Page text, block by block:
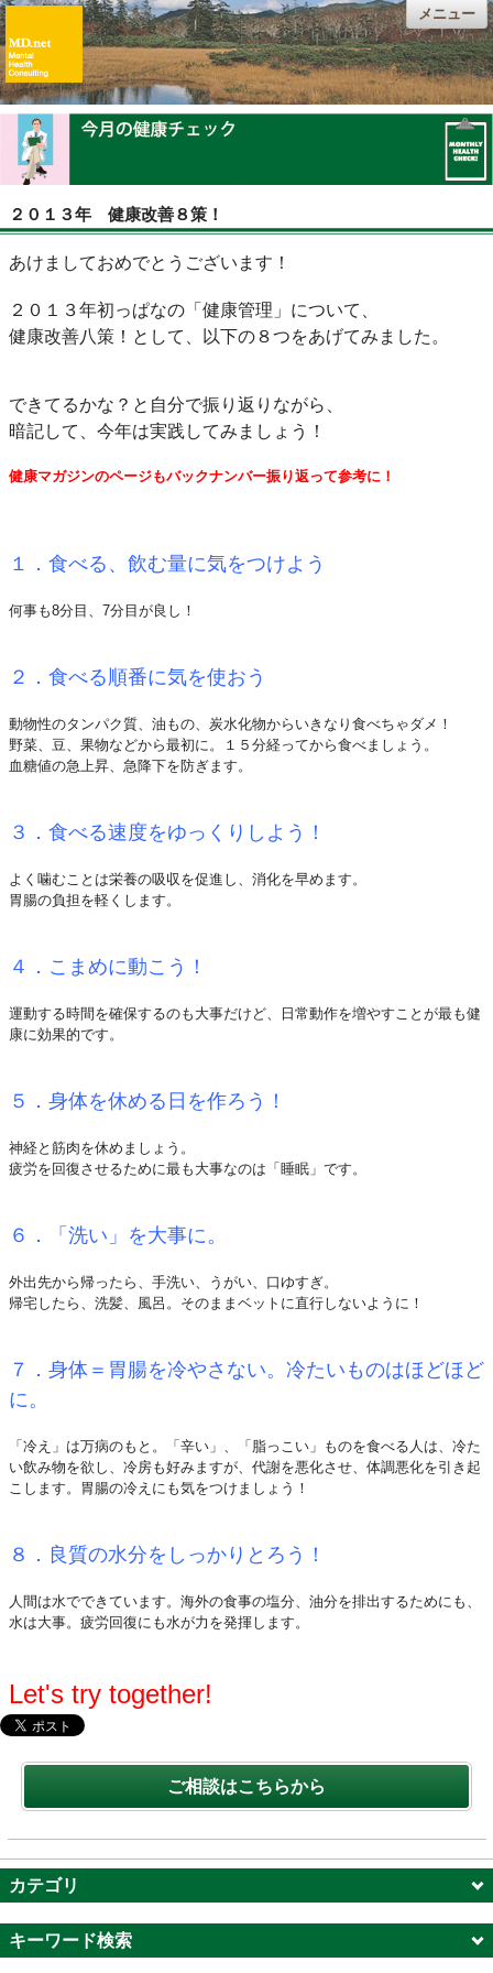
メニュー
２０１３年 健康改善８策！
あけましておめでとうございます！
２０１３年初っぱなの「健康管理」について、
健康改善八策！として、以下の８つをあげてみました。
できてるかな？と自分で振り返りながら、
暗記して、今年は実践してみましょう！
健康マガジンのページもバックナンバー振り返って参考に！
１．食べる、飲む量に気をつけよう
何事も8分目、7分目が良し！
２．食べる順番に気を使おう
動物性のタンパク質、油もの、炭水化物からいきなり食べちゃダメ！
野菜、豆、果物などから最初に。１５分経ってから食べましょう。
血糖値の急上昇、急降下を防ぎます。
３．食べる速度をゆっくりしよう！
よく噛むことは栄養の吸収を促進し、消化を早めます。
胃腸の負担を軽くします。
４．こまめに動こう！
運動する時間を確保するのも大事だけど、日常動作を増やすことが最も健
康に効果的です。
５．身体を休める日を作ろう！
神経と筋肉を休めましょう。
疲労を回復させるために最も大事なのは「睡眠」です。
６．「洗い」を大事に。
外出先から帰ったら、手洗い、うがい、口ゆすぎ。
帰宅したら、洗髪、風呂。そのままベットに直行しないように！
７．身体＝胃腸を冷やさない。冷たいものはほどほど
に。
「冷え」は万病のもと。「辛い」、「脂っこい」ものを食べる人は、冷た
い飲み物を欲し、冷房も好みますが、代謝を悪化させ、体調悪化を引き起
こします。胃腸の冷えにも気をつけましょう！
８．良質の水分をしっかりとろう！
人間は水でできています。海外の食事の塩分、油分を排出するためにも、
水は大事。疲労回復にも水が力を発揮します。
Let's try together!
ご相談はこちらから
カテゴリ
キーワード検索